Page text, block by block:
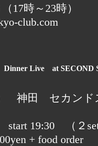
17時～23時）
club.com
Live at
神田 セカンド
19:30 （２set
+ food order